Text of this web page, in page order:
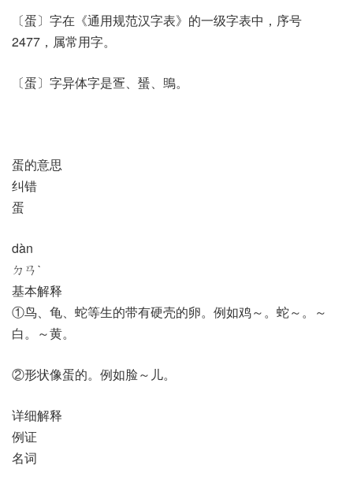
〔蛋〕字在《通用规范汉字表》的一级字表中，序号
2477，属常用字。
〔蛋〕字异体字是疍、蜑、鴠。
蛋的意思
纠错
蛋
dàn
ㄉㄢˋ
基本解释
①鸟、龟、蛇等生的带有硬壳的卵。例如鸡～。蛇～。～
白。～黄。
②形状像蛋的。例如脸～儿。
详细解释
例证
名词